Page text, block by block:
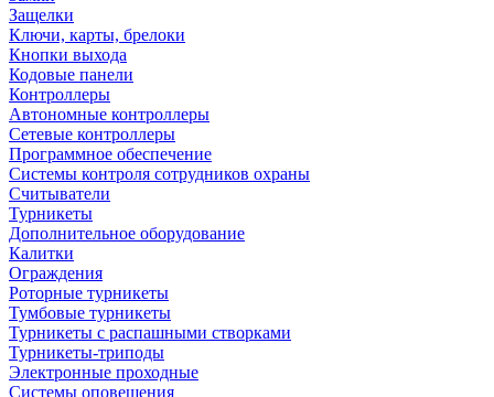
Защелки
Ключи, карты, брелоки
Кнопки выхода
Кодовые панели
Контроллеры
Автономные контроллеры
Сетевые контроллеры
Программное обеспечение
Системы контроля сотрудников охраны
Считыватели
Турникеты
Дополнительное оборудование
Калитки
Ограждения
Роторные турникеты
Тумбовые турникеты
Турникеты с распашными створками
Турникеты-триподы
Электронные проходные
Системы оповещения